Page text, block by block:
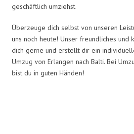
geschäftlich umziehst.
Überzeuge dich selbst von unseren
uns noch heute! Unser freundliches und
dich gerne und erstellt dir ein
Umzug von Erlangen nach Balti. Bei
bist du in guten Händen!